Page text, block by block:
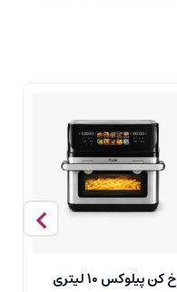
سرخ کن پیلوکس 10 لیتری